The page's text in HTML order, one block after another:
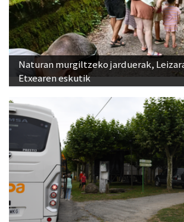
Naturan murgiltzeko jarduerak,
Etxearen eskutik